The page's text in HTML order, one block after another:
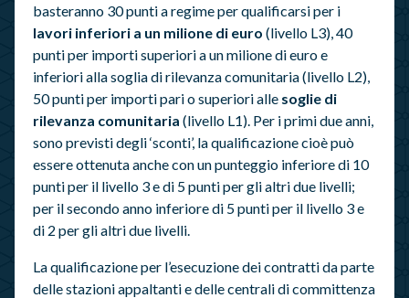
basteranno 30 punti a regime per qualificarsi per i
lavori inferiori a un milione di euro (livello L3), 40
punti per importi superiori a un milione di euro e
inferiori alla soglia di rilevanza comunitaria (livello L2),
50 punti per importi pari o superiori alle soglie di
rilevanza comunitaria (livello L1). Per i primi due anni,
sono previsti degli ‘sconti’, la qualificazione cioè può
essere ottenuta anche con un punteggio inferiore di 10
punti per il livello 3 e di 5 punti per gli altri due livelli;
per il secondo anno inferiore di 5 punti per il livello 3 e
di 2 per gli altri due livelli.
La qualificazione per l’esecuzione dei contratti da parte
delle stazioni appaltanti e delle centrali di committenza